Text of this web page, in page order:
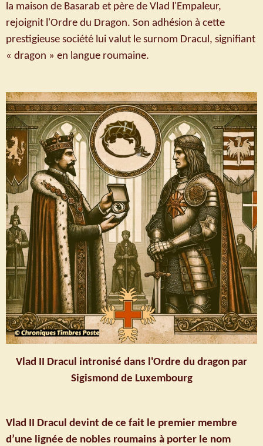
la maison de Basarab et père de Vlad l'Empaleur,
rejoignit l'Ordre du Dragon. Son adhésion à cette
prestigieuse société lui valut le surnom Dracul, signifiant
« dragon » en langue roumaine.
Vlad II Dracul intronisé dans l'Ordre du dragon par
Sigismond de Luxembourg
Vlad II Dracul devint de ce fait le premier membre
d’une lignée de nobles roumains à porter le nom